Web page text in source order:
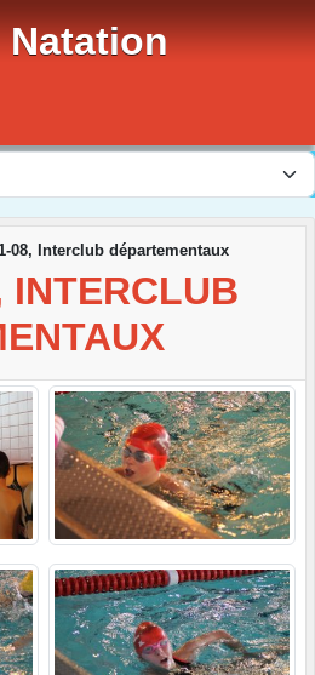
Natation
08, Interclub départementaux
INTERCLUB